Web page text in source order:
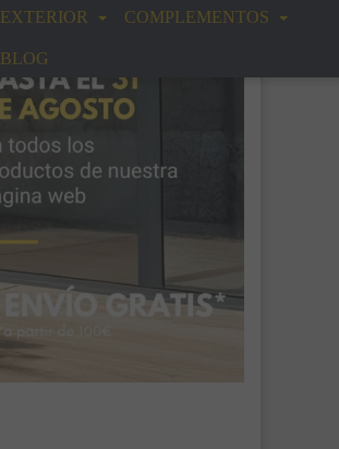
EXTERIOR COMPLEMENTOS
BLOG